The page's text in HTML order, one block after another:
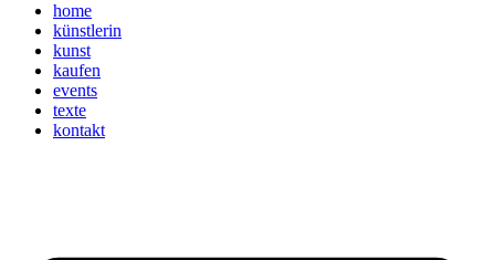
home
künstlerin
kunst
kaufen
events
texte
kontakt